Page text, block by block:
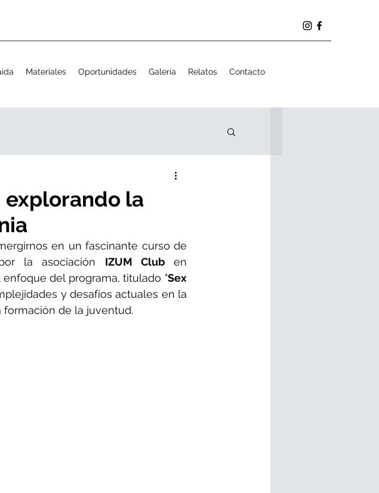
Materiales Oportunidades Galería Relatos Contacto
explorando la
en un fascinante curso de
la asociación IZUM Club en
del programa, titulado "Sex
y desafíos actuales en la
de la juventud.